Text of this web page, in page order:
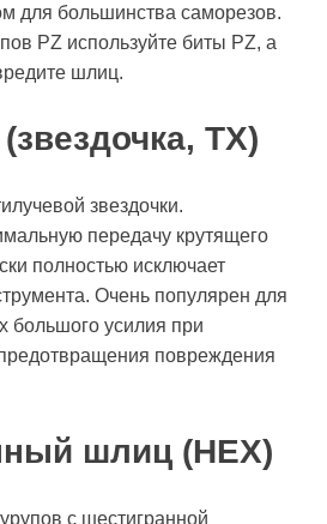
для большинства саморезов.
PZ используйте биты PZ, а
шлиц.
TX)
звездочки.
передачу крутящего
полностью исключает
Очень популярен для
большого усилия при
повреждения
шлиц (HEX)
с шестигранной